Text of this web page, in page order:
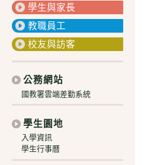
學生與家長
教職員工
校友與訪客
公務網站
國教署雲端差勤系統
學生園地
入學資訊
學生行事曆